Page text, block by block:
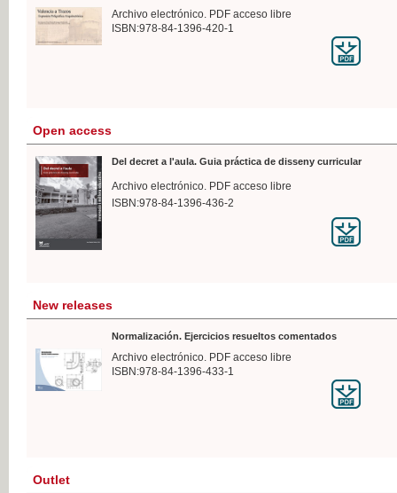
Archivo electrónico. PDF acceso libre
ISBN:978-84-1396-420-1
Open access
Del decret a l'aula. Guia práctica de disseny curricular
Archivo electrónico. PDF acceso libre
ISBN:978-84-1396-436-2
New releases
Normalización. Ejercicios resueltos comentados
Archivo electrónico. PDF acceso libre
ISBN:978-84-1396-433-1
Outlet